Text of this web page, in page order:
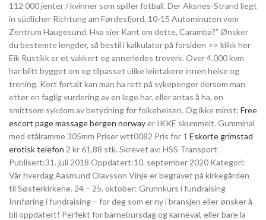
112 000 jenter / kvinner som spiller fotball. Der Aksnes-Strand liegt
in südlicher Richtung am Førdesfjord, 10-15 Autominuten vom
Zentrum Haugesund. Hva sier Kant om dette, Caramba?” Ønsker
du bestemte lengder, så bestil i kalkulator på forsiden >> klikk her
Eik Rustikk er et vakkert og annerledes treverk. Over 4.000 kvm
har blitt bygget om og tilpasset ulike leietakere innen helse og
trening. Kort fortalt kan man ha rett på sykepenger dersom man
etter en faglig vurdering av en lege har, eller antas å ha, en
smittsom sykdom av betydning for folkehelsen. Og ikke minst: Free
escort page massage bergen norwayer IKKE skummelt. Gumminal
med stålramme 305mm Priser wtt0082 Pris for 1 Eskorte grimstad
erotisk telefon 2 kr 61,88 stk. Skrevet av: HSS Transport
Publisert:31. juli 2018 Oppdatert:10. september 2020 Kategori:
Vår hverdag Aasmund Olavsson Vinje er begravet på kirkegården
til Søsterkirkene. 24 – 25. oktober: Grunnkurs i fundraising
Innføring i fundraising – for deg som er ny i bransjen eller ønsker å
bli oppdatert! Perfekt for barnebursdag og karneval, eller bare la